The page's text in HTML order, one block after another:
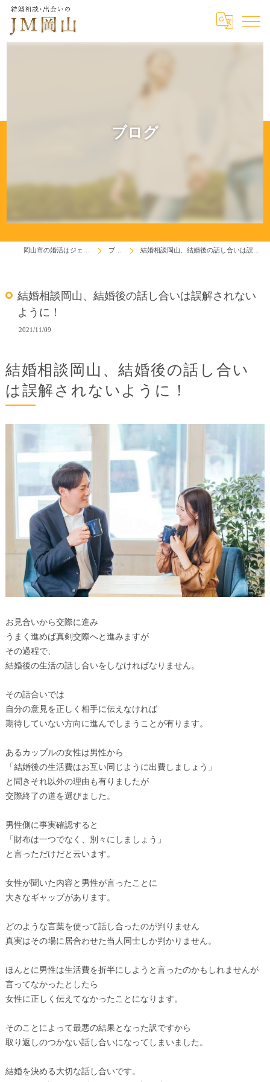
ブログ
ブログ 結婚相談岡山、結婚後の話し合いは誤解されないように！
結婚相談岡山、結婚後の話し合いは誤解されない
ように！
2021/11/09
結婚相談岡山、結婚後の話し合い
は誤解されないように！
お見合いから交際に進み
うまく進めば真剣交際へと進みますが
その過程で、
結婚後の生活の話し合いをしなければなりません。
その話合いでは
自分の意見を正しく相手に伝えなければ
期待していない方向に進んでしまうことが有ります。
あるカップルの女性は男性から
「結婚後の生活費はお互い同じように出費しましょう」
と聞きそれ以外の理由も有りましたが
交際終了の道を選びました。
男性側に事実確認すると
「財布は一つでなく、別々にしましょう」
と言っただけだと云います。
女性が聞いた内容と男性が言ったことに
大きなギャップがあります。
どのような言葉を使って話し合ったのが判りません
真実はその場に居合わせた当人同士しか判かりません。
ほんとに男性は生活費を折半にしようと言ったのかもしれませんが
言ってなかったとしたら
女性に正しく伝えてなかったことになります。
そのことによって最悪の結果となった訳ですから
取り返しのつかない話し合いになってしまいました。
結婚を決める大切な話し合いです。